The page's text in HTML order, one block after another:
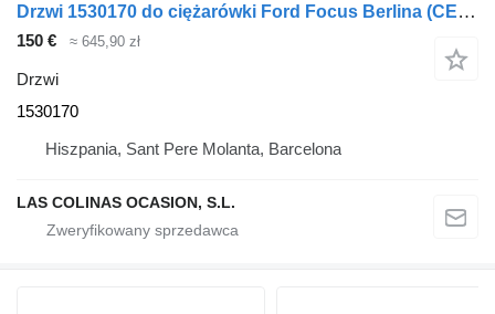
Drzwi 1530170 do ciężarówki Ford Focus Berlina (CEW)(2014->)
150 € ≈ 645,90 zł
Drzwi
1530170
Hiszpania, Sant Pere Molanta, Barcelona
LAS COLINAS OCASION, S.L.